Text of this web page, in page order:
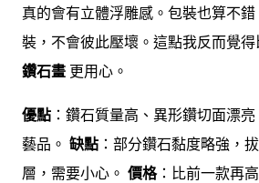
真的會有立體浮雕感。包裝也算不
裝，不會彼此壓壞。這點我反而覺
鑽石畫 更用心。
優點 ：鑽石質量高、異形鑽切面漂
藝品。 缺點 ：部分鑽石黏度略強，
層，需要小心。 價格：比前一款再